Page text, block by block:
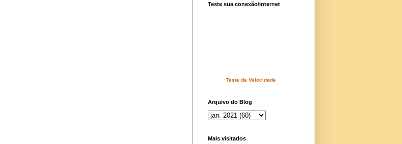
Teste sua conexão/internet
Teste de Velocidade
Arquivo do Blog
Mais visitados